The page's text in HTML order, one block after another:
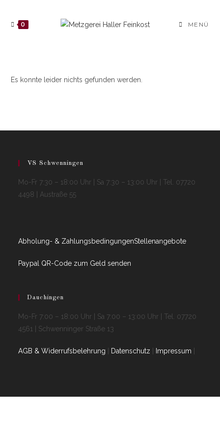
springen
0 MENÜ
Es konnte leider nichts gefunden werden.
VS Schwenningen
Mo-Fr 7:30 – 18:00 Uhr | Sa 7:30 – 13:00 Uhr | Tel. 07720
4498 | Austraße 55
Abholung- & ZahlungsbedingungenStellenangebote
Paypal QR-Code zum Geld senden
Dauchingen
Mo-Fr 7:00 – 18:00 Uhr | Sa 7:00 – 13:00 Uhr | Tel. 07720
4561 | Schwenninger Straße 13
AGB & Widerrufsbelehrung Datenschutz Impressum